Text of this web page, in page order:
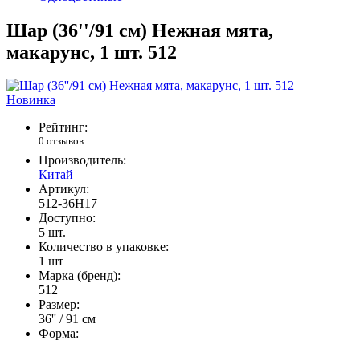
Шар (36''/91 см) Нежная мята,
макарунс, 1 шт. 512
Новинка
Рейтинг:
0 отзывов
Производитель:
Китай
Артикул:
512-36H17
Доступно:
5 шт.
Количество в упаковке:
1 шт
Марка (бренд):
512
Размер:
36'' / 91 см
Форма: